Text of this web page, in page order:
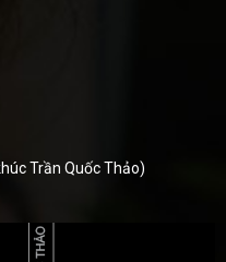
Trần Quốc Thảo)